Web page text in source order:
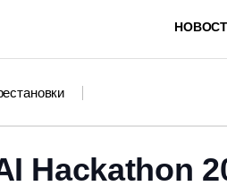
Hackathon